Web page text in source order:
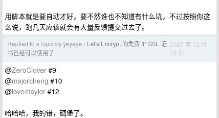
用脚本就是要自动才好，要不然谁也不知道有什么坑，不过按照你这
么说，跑几天应该就会有大量反馈提交过去了。
Replied to a topic by yeyeye › Let's Encrypt 的免费 IP SSL 证
书已经可以使用了
2025 年 12 月
18 日
@ZeroClover #9
@majorcheng #10
@love4taylor #12
哈哈哈，我的错，碉堡了。